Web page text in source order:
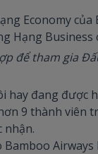
Economy của
Hạng Business
để tham gia
hay đang
9 thành viên
nhận.
Airways